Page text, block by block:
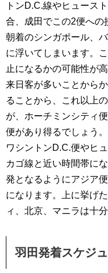
トンD.C.線やヒュース
合、成田でこの2便への
朝着のシンガポール、
に浮いてしまいます。
止になるかの可能性が
来日客が多いことから
ることから、これ以上
が、ホーチミンシティ
便があり得るでしょう。
ワシントンD.C.便やヒ
カゴ線と近い時間帯に
発となるようにアジア
になります。上に挙げ
ィ、北京、マニラは十
羽田発着スケジ